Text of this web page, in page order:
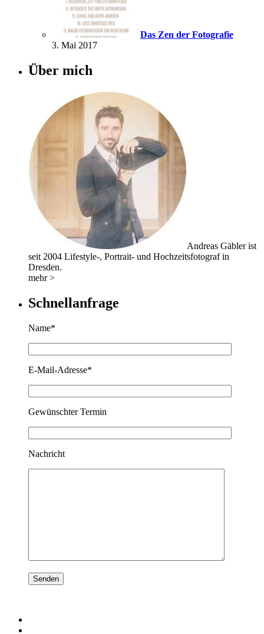
Das Zen der Fotografie
3. Mai 2017
Über mich
Andreas Gäbler ist
seit 2004 Lifestyle-, Portrait- und Hochzeitsfotograf in
Dresden.
mehr >
Schnellanfrage
Name*
E-Mail-Adresse*
Gewünschter Termin
Nachricht